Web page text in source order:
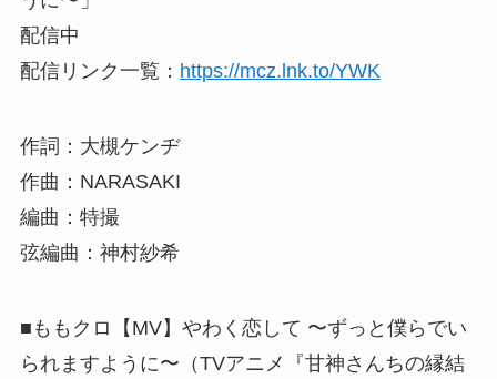
配信中
配信リンク一覧： https://mcz.lnk.to/YWK
作詞：大槻ケンヂ
作曲：NARASAKI
編曲：特撮
弦編曲：神村紗希
■ももクロ【MV】やわく恋して 〜ずっと僕らでい
られますように〜（TVアニメ『甘神さんちの縁結